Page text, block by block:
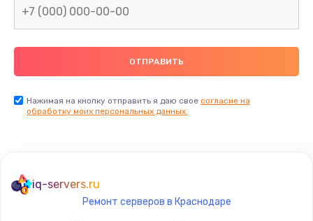
Замена термопасты
Заказать
Замена южного моста
Нажимая на кнопку отправить я даю свое согласие на
обработку моих персональных данных.
iq-servers.ru
Ремонт серверов в Краснодаре